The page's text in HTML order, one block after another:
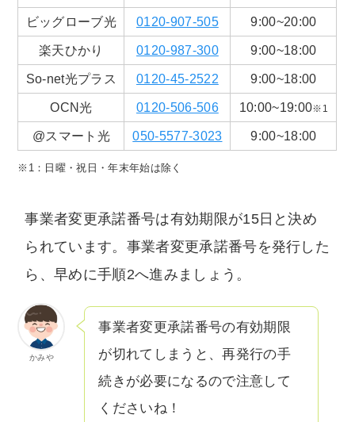
ビッグローブ光
0120-907-505
9:00~20:00
楽天ひかり
0120-987-300
9:00~18:00
So-net光プラス
0120-45-2522
9:00~18:00
OCN光
0120-506-506 10:00~19:00※1
@スマート光 050-5577-3023 9:00~18:00
※1：日曜・祝日・年末年始は除く
事業者変更承諾番号は有効期限が15日と決め
られています。事業者変更承諾番号を発行した
ら、早めに手順2へ進みましょう。
かみや
事業者変更承諾番号の有効期限
が切れてしまうと、再発行の手
続きが必要になるので注意して
くださいね！